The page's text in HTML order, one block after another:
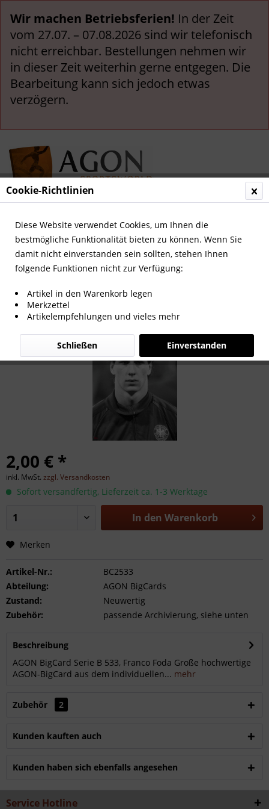
Wir machen Betriebsferien! In der Zeit
vom 27.07. – 07.08.2026 sind wir telefonisch
nicht erreichbar. Bestellungen nehmen wir
in dieser Zeit weiterhin gerne entgegen. Die
Bearbeitung kann sich jedoch etwas
verzögern.
Menü
Übersicht Deutsche Nationalspieler
2,00 € *
inkl. MwSt. zzgl. Versandkosten
Sofort versandfertig, Lieferzeit ca. 1-3 Werktage
In den Warenkorb
Merken
Artikel-Nr.:
BC2533
Abteilung:
AGON BigCards
Zustand:
Neuwertig
Zubehör:
passende Archivierung, siehe unten
Beschreibung
AGON BigCard Serie B 533, Franco Foda Große hochwertige
AGON-BigCard aus dem individuellen... mehr
Zubehör 2
Kunden kauften auch
Kunden haben sich ebenfalls angesehen
Service Hotline
Cookie-Richtlinien
Diese Website verwendet Cookies, um Ihnen die
bestmögliche Funktionalität bieten zu können. Wenn Sie
damit nicht einverstanden sein sollten, stehen Ihnen
folgende Funktionen nicht zur Verfügung:
Artikel in den Warenkorb legen
Merkzettel
Artikelempfehlungen und vieles mehr
Einverstanden
Schließen